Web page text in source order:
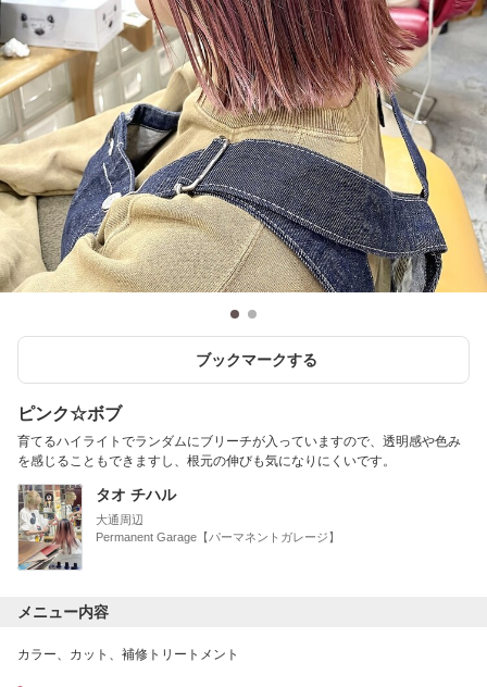
ブックマークする
ピンク☆ボブ
育てるハイライトでランダムにブリーチが入っていますので、透明感や色み
を感じることもできますし、根元の伸びも気になりにくいです。
タオ チハル
大通周辺
Permanent Garage【パーマネントガレージ】
メニュー内容
カラー、カット、補修トリートメント